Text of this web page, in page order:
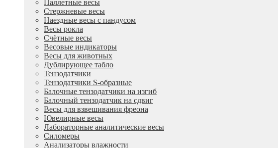
Паллетные весы
Стержневые весы
Наездные весы с пандусом
Весы рокла
Счётные весы
Весовые индикаторы
Весы для животных
Дублирующее табло
Тензодатчики
Тензодатчики S-образные
Балочные тензодатчики на изгиб
Балочный тензодатчик на сдвиг
Весы для взвешивания фреона
Ювелирные весы
Лабораторные аналитические весы
Силомеры
Анализаторы влажности